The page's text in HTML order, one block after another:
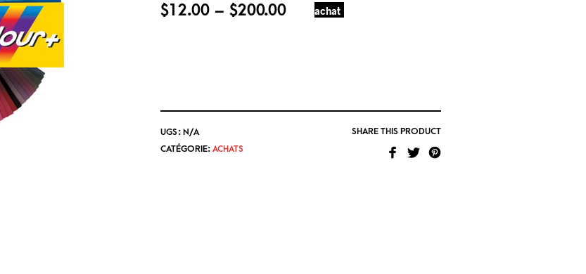
$12.00– $200.00 achat
UGS : N/A
CATÉGORIE: ACHATS
SHARE THIS PRODUCT